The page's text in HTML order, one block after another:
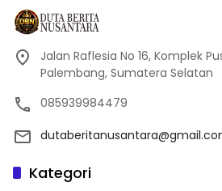
Jalan Raflesia No 16, Komplek
Palembang, Sumatera Selatan
085939984479
Kategori